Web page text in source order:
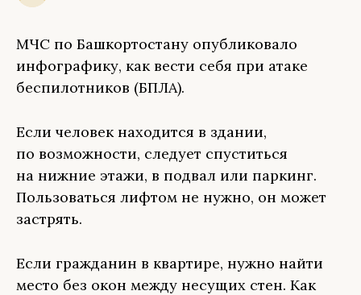
МЧС по Башкортостану опубликовало
инфографику, как вести себя при атаке
беспилотников (БПЛА).
Если человек находится в здании,
по возможности, следует спуститься
на нижние этажи, в подвал или паркинг.
Пользоваться лифтом не нужно, он может
застрять.
Если гражданин в квартире, нужно найти
место без окон между несущих стен. Как